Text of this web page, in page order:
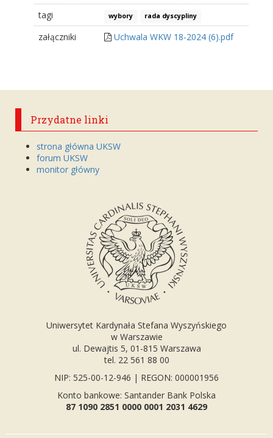
tagi
wybory rada dyscypliny
załączniki Uchwala WKW 18-2024 (6).pdf
Przydatne linki
strona główna UKSW
forum UKSW
monitor główny
Uniwersytet Kardynała Stefana Wyszyńskiego
w Warszawie
ul. Dewajtis 5, 01-815 Warszawa
tel. 22 561 88 00
NIP: 525-00-12-946 | REGON: 000001956
Konto bankowe: Santander Bank Polska
87 1090 2851 0000 0001 2031 4629